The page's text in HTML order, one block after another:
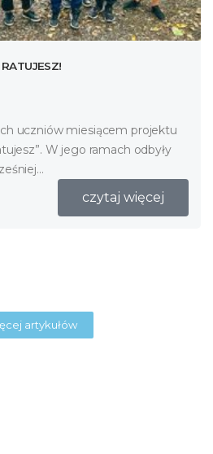
uczniów miesiącem projektu
W jego ramach odbyły
czytaj więcej
artykułów